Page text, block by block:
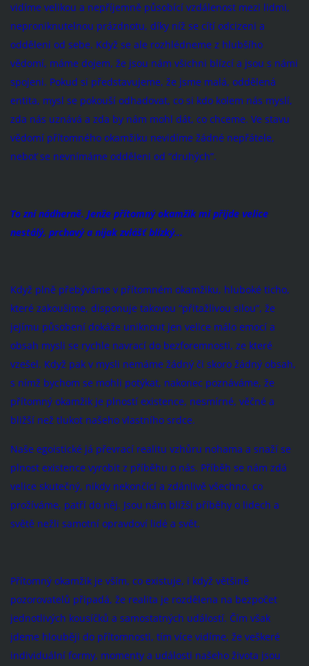
vidíme velikou a nepříjemně působící vzdálenost mezi lidmi,
neproniknutelnou prázdnotu, díky níž se cítí odcizeni a
odděleni od sebe. Když se ale rozhlédneme z hlubšího
vědomí, máme dojem, že jsou nám všichni blízcí a jsou s námi
spojeni. Pokud si představujeme, že jsme malá, oddělená
entita, mysl se pokouší odhadovat, co si kdo kolem nás myslí,
zda nás uznává a zda by nám mohl dát, co chceme. Ve stavu
vědomí přítomného okamžiku nevidíme žádné nepřátele,
neboť se nevnímáme odděleni od “druhých”.
To zní nádherně. Jenže přítomný okamžik mi přijde velice
nestálý, prchavý a nijak zvlášť blízký...
Když plně přebýváme v přítomném okamžiku, hluboké ticho,
které zakoušíme, disponuje takovou “přitažlivou silou”, že
jejímu působení dokáže uniknout jen velice málo emocí a
obsah mysli se rychle navrací do bezforemnosti, ze které
vzešel. Když pak v mysli nemáme žádný či skoro žádný obsah,
s nímž bychom se mohli potýkat, nakonec poznáváme, že
přítomný okamžik je plností existence, nesmírné, věčné a
bližší než tlukot našeho vlastního srdce.
Naše egoistické já převrací realitu vzhůru nohama a snaží se
plnost existence vyrobit z příběhu o nás. Příběh se nám zdá
velice skutečný, nikdy nekončící a zdánlivě všechno, co
prožíváme, patří do něj. Jsou nám bližší příběhy o lidech a
světě nežli samotní opravdoví lidé a svět.
Přítomný okamžik je vším, co existuje, i když většině
pozorovatelů připadá, že realita je rozdělena na bezpočet
jednotlivých kousíčků a samostatných událostí. Čím však
jdeme hlouběji do přítomnosti, tím více vidíme, že veškeré
individuální formy, momenty a události našeho života jsou